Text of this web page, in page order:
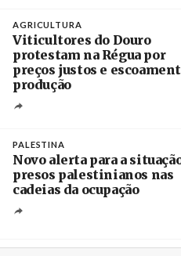
AGRICULTURA
Viticultores do Douro
protestam na Régua por
preços justos e
produção
PALESTINA
Novo alerta para a
presos palestinianos nas
cadeias da ocupação